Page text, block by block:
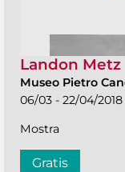
Landon Metz
Museo Pietro
06/03 - 22/04/2018
Mostra
Gratis